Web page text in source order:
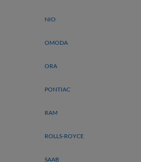
NIO
OMODA
ORA
PONTIAC
RAM
ROLLS-ROYCE
SAAB